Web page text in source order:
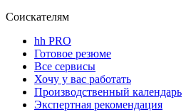
Соискателям
hh PRO
Готовое резюме
Все сервисы
Хочу у вас работать
Производственный календарь
Экспертная рекомендация